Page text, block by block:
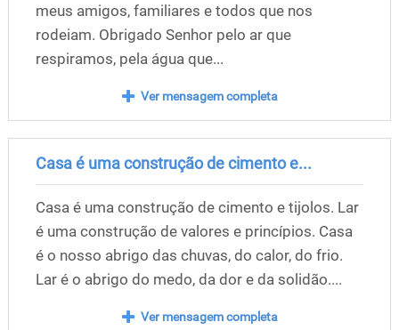
meus amigos, familiares e todos que nos
rodeiam. Obrigado Senhor pelo ar que
respiramos, pela água que...
Ver mensagem completa
Casa é uma construção de cimento e...
Casa é uma construção de cimento e tijolos. Lar
é uma construção de valores e princípios. Casa
é o nosso abrigo das chuvas, do calor, do frio.
Lar é o abrigo do medo, da dor e da solidão....
Ver mensagem completa